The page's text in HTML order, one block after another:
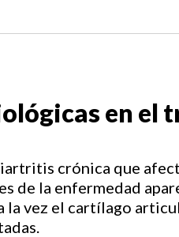
en el
crónica que
de la enfermedad
la vez el cartílago